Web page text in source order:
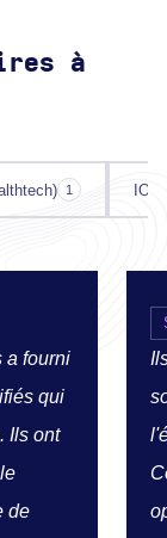
à
1 IOT
a fourni
qui
Ils ont
de